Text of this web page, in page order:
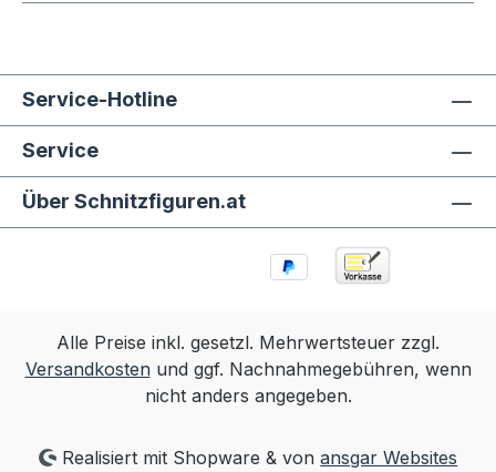
Service-Hotline
Service
Über Schnitzfiguren.at
Alle Preise inkl. gesetzl. Mehrwertsteuer zzgl.
Versandkostenund ggf. Nachnahmegebühren, wenn
nicht anders angegeben.
Realisiert mit Shopware & vonansgar Websites